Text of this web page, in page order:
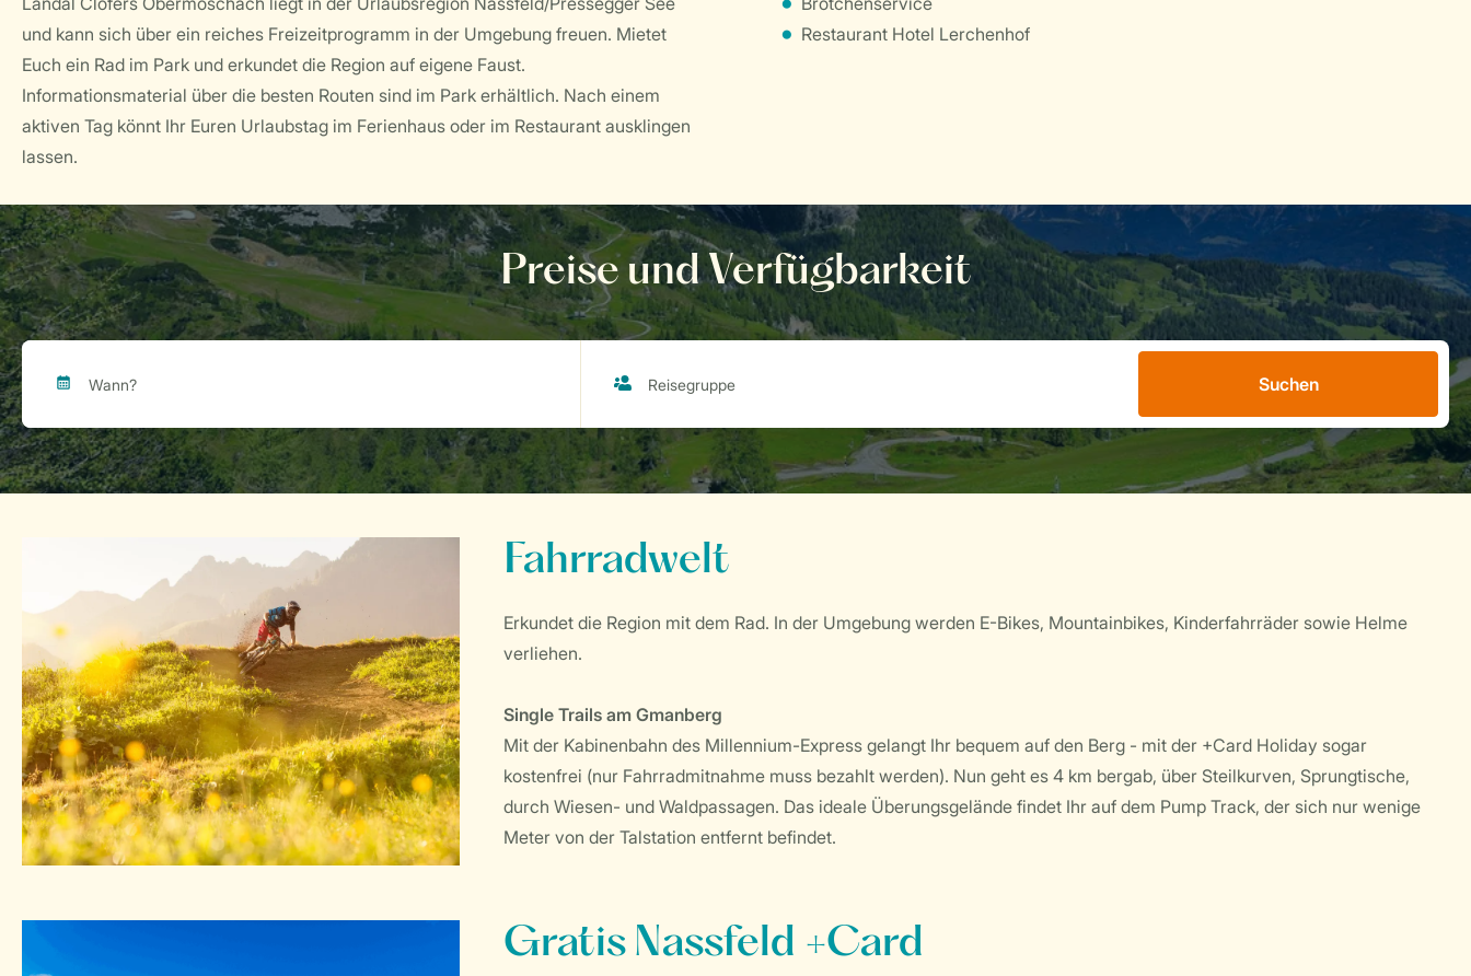
und kann sich über ein reiches Freizeitprogramm in der Umgebung freuen. Mietet
Euch ein Rad im Park und erkundet die Region auf eigene Faust.
Informationsmaterial über die besten Routen sind im Park erhältlich. Nach einem
aktiven Tag könnt Ihr Euren Urlaubstag im Ferienhaus oder im Restaurant ausklingen
lassen.
Restaurant Hotel Lerchenhof
Preise und Verfügbarkeit
Suchen
Fahrradwelt
Erkundet die Region mit dem Rad. In der Umgebung werden E-Bikes, Mountainbikes, Kinderfahrräder sowie Helme
verliehen.
Single Trails am Gmanberg
Mit der Kabinenbahn des Millennium-Express gelangt Ihr bequem auf den Berg - mit der +Card Holiday sogar
kostenfrei (nur Fahrradmitnahme muss bezahlt werden). Nun geht es 4 km bergab, über Steilkurven, Sprungtische,
durch Wiesen- und Waldpassagen. Das ideale Überungsgelände findet Ihr auf dem Pump Track, der sich nur wenige
Meter von der Talstation entfernt befindet.
Gratis Nassfeld +Card